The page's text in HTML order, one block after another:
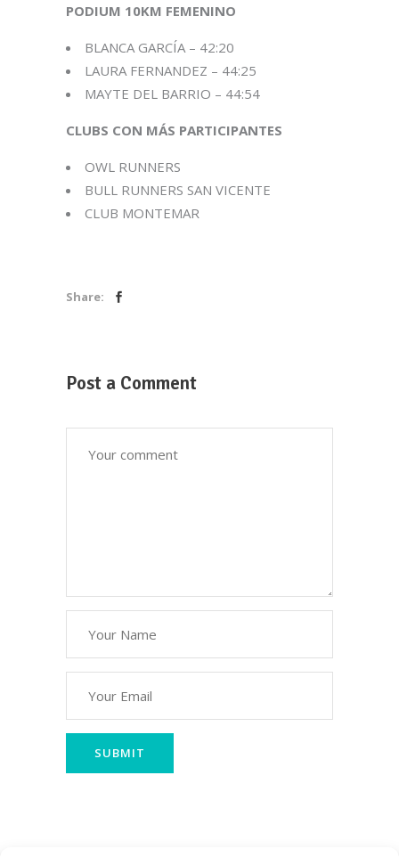
PODIUM 10KM FEMENINO
BLANCA GARCÍA – 42:20
LAURA FERNANDEZ – 44:25
MAYTE DEL BARRIO – 44:54
CLUBS CON MÁS PARTICIPANTES
OWL RUNNERS
BULL RUNNERS SAN VICENTE
CLUB MONTEMAR
Share:
Post a Comment